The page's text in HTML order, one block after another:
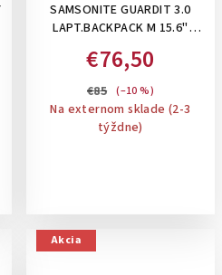
SAMSONITE GUARDIT 3.0
LAPT.BACKPACK M 15.6"
, 22,5 L
€76,50
€85 (–10 %)
Na externom sklade (2-3
týždne)
Akcia